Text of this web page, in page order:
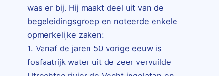
was er bij. Hij maakt deel uit van de
begeleidingsgroep en noteerde enkele
opmerkelijke zaken:
1. Vanaf de jaren 50 vorige eeuw is
fosfaatrijk water uit de zeer vervuilde